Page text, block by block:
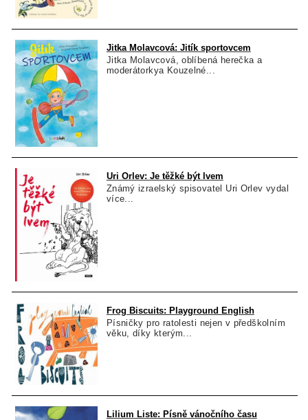
Jitka Molavcová: Jitík sportovcem
Jitka Molavcová, oblíbená herečka a
moderátorkya Kouzelné...
Uri Orlev: Je těžké být lvem
Známý izraelský spisovatel Uri Orlev vydal
více...
Frog Biscuits: Playground English
Písničky pro ratolesti nejen v předškolním
věku, díky kterým...
Lilium Liste: Písně vánočního času